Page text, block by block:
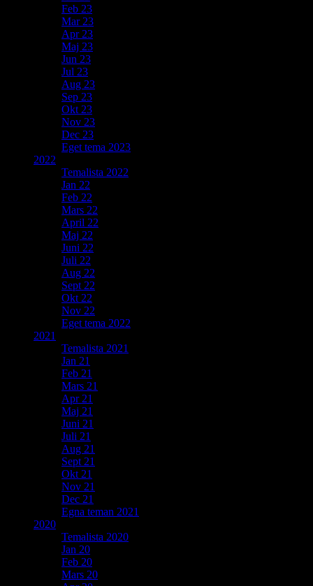
Feb 23
Mar 23
Apr 23
Maj 23
Jun 23
Jul 23
Aug 23
Sep 23
Okt 23
Nov 23
Dec 23
Eget tema 2023
2022
Temalista 2022
Jan 22
Feb 22
Mars 22
April 22
Maj 22
Juni 22
Juli 22
Aug 22
Sept 22
Okt 22
Nov 22
Eget tema 2022
2021
Temalista 2021
Jan 21
Feb 21
Mars 21
Apr 21
Maj 21
Juni 21
Juli 21
Aug 21
Sept 21
Okt 21
Nov 21
Dec 21
Egna teman 2021
2020
Temalista 2020
Jan 20
Feb 20
Mars 20